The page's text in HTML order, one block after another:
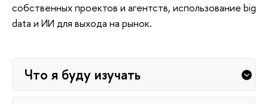
собственных проектов и агентств, использование big
data и ИИ для выхода на рынок.
Что я буду изучать